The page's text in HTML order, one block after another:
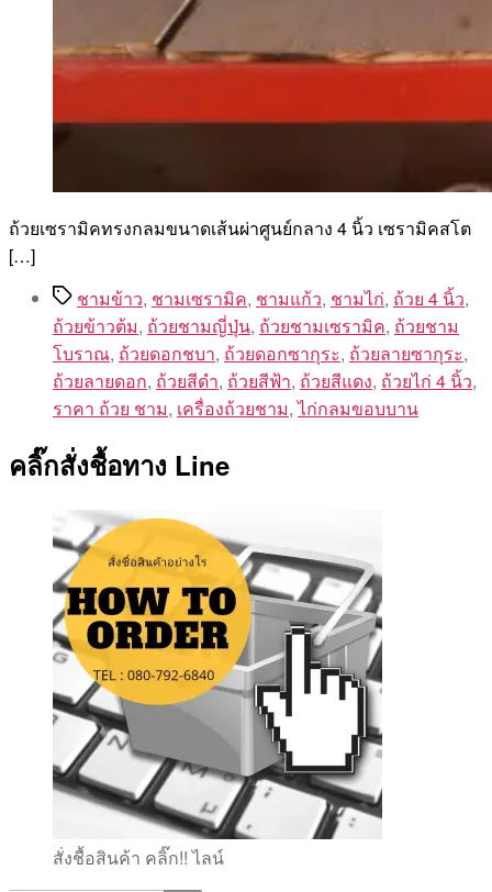
ถ้วยเซรามิคทรงกลมขนาดเส้นผ่าศูนย์กลาง 4 นิ้ว เซรามิคสโต
[…]
Tagsชามข้าว, ชามเซรามิค, ชามแก้ว, ชามไก่, ถ้วย 4 นิ้ว,
ถ้วยข้าวต้ม, ถ้วยชามญี่ปุ่น, ถ้วยชามเซรามิค, ถ้วยชาม
โบราณ, ถ้วยดอกชบา, ถ้วยดอกซากุระ, ถ้วยลายซากุระ,
ถ้วยลายดอก, ถ้วยสีดำ, ถ้วยสีฟ้า, ถ้วยสีแดง, ถ้วยไก่ 4 นิ้ว,
ราคา ถ้วย ชาม, เครื่องถ้วยชาม,ไก่กลมขอบบาน
คลิ๊กสั่งชื้อทาง Line
สั่งชื้อสินค้า คลิ๊ก!! ไลน์